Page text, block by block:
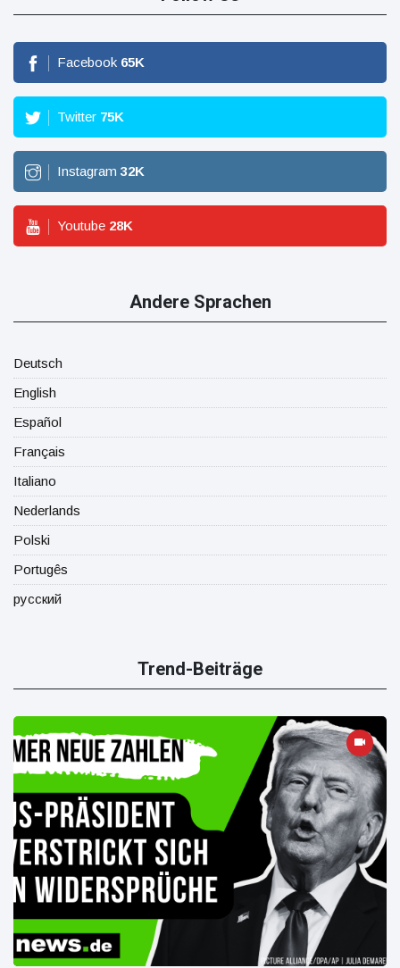
Facebook 65K
Twitter 75K
Instagram 32K
Youtube 28K
Andere Sprachen
Deutsch
English
Español
Français
Italiano
Nederlands
Polski
Portugês
русский
Trend-Beiträge